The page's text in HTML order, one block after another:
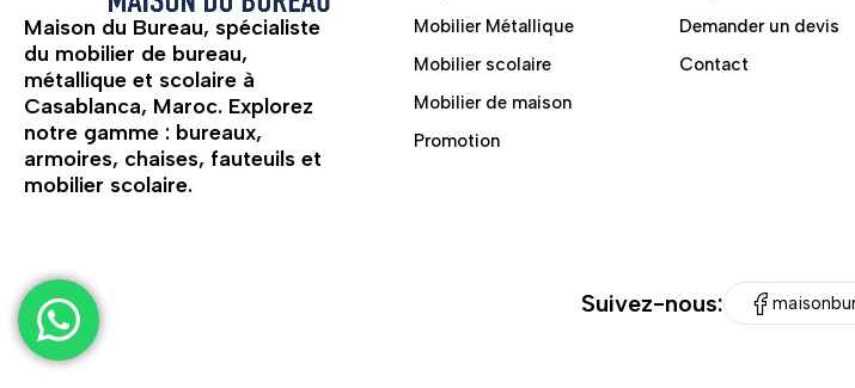
Maison du Bureau, spécialiste
du mobilier de bureau,
métallique et scolaire à
Casablanca, Maroc. Explorez
notre gamme : bureaux,
armoires, chaises, fauteuils et
mobilier scolaire.
Mobilier Métallique
Mobilier scolaire
Mobilier de maison
Promotion
Demander un devis
Contact
Suivez-nous: